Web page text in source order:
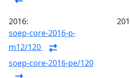
2016:
soep-core-2016-p-
m12/120
soep-core-2016-pe/120